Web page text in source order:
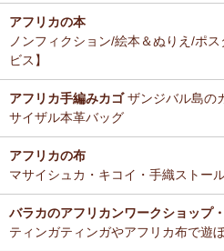
ナー新入荷！
12/3：巻くポーチ 〈2サイズ展開〉
荷！
12/3：ティンガティンガ・アート～
名ごとに2つのカテゴリーでご紹介し
→ 作家名 A―L
→ 作家名 M―Z
11/25：ティンガティンガ・アート
→ 作家名 A―L
→ 作家名 M―Z
11/25：ティンガティンガ・アート
でもこちらもカワイイので化粧入れな
ミルクティーに合わせる毎朝の紅茶と
非常に良く、長く家族で愛飲していま
M さまより キテンゲde洗える
ム リバーシブルOKへのご感想
お揃いの柄のフレアスリーブワンピー
気に入り♪
アフリカの本
ノンフィクション/絵本＆ぬりえ/ポ
ビス】
アフリカ手編みカゴザンジバル島の
サイザル本革バッグ
アフリカの布
マサイシュカ・キコイ・手織ストー
バラカのアフリカンワークショップ
ティンガティンガやアフリカ布で遊